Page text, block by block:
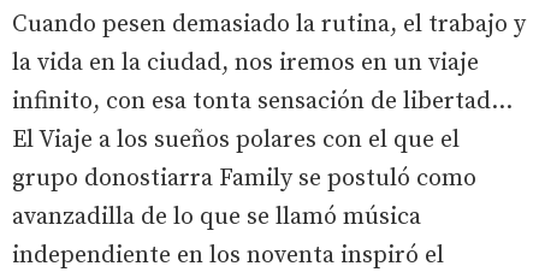
Cuando pesen demasiado la rutina, el trabajo y
la vida en la ciudad, nos iremos en un viaje
infinito, con esa tonta sensación de libertad...
El Viaje a los sueños polares con el que el
grupo donostiarra Family se postuló como
avanzadilla de lo que se llamó música
independiente en los noventa inspiró el